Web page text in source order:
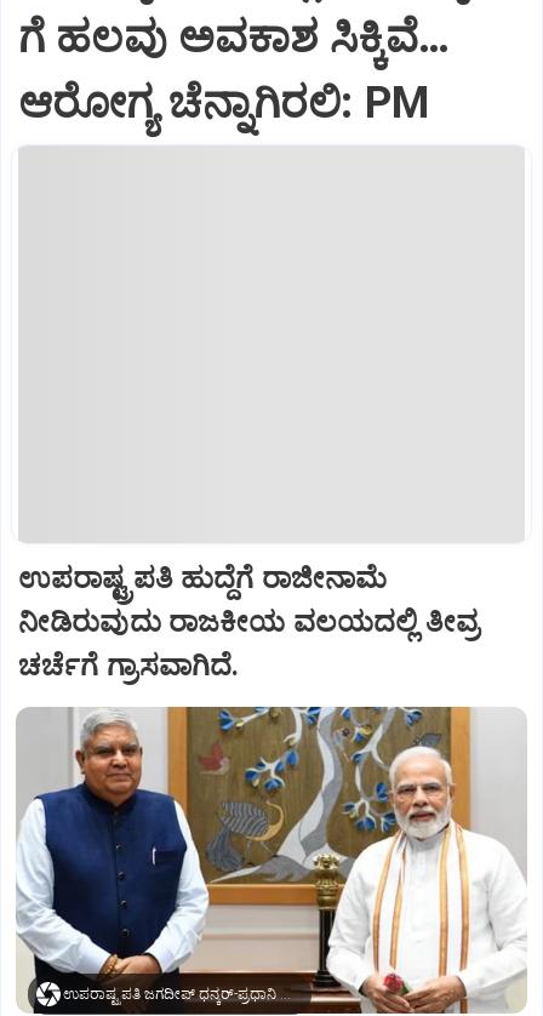
ಗೆ ಹಲವು ಅವಕಾಶ ಸಿಕ್ಕಿವೆ…
ಆರೋಗ್ಯ ಚೆನ್ನಾಗಿರಲಿ: PM
ಉಪರಾಷ್ಟ್ರಪತಿ ಹುದ್ದೆಗೆ ರಾಜೀನಾಮೆ
ನೀಡಿರುವುದು ರಾಜಕೀಯ ವಲಯದಲ್ಲಿ ತೀವ್ರ
ಚರ್ಚೆಗೆ ಗ್ರಾಸವಾಗಿದೆ.
ಉಪರಾಷ್ಟ್ರಪತಿ ಜಗದೀಪ್‌ ಧನ್ಕರ್-ಪ್ರಧಾನಿ ಮೋದಿ